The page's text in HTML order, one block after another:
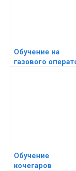
Обучение на
газового
Обучение
кочегаров